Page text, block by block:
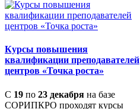
Курсы повышения
квалификации преподавателей
центров «Точка роста»
С 19 по 23 декабря на базе
СОРИПКРО проходят курсы